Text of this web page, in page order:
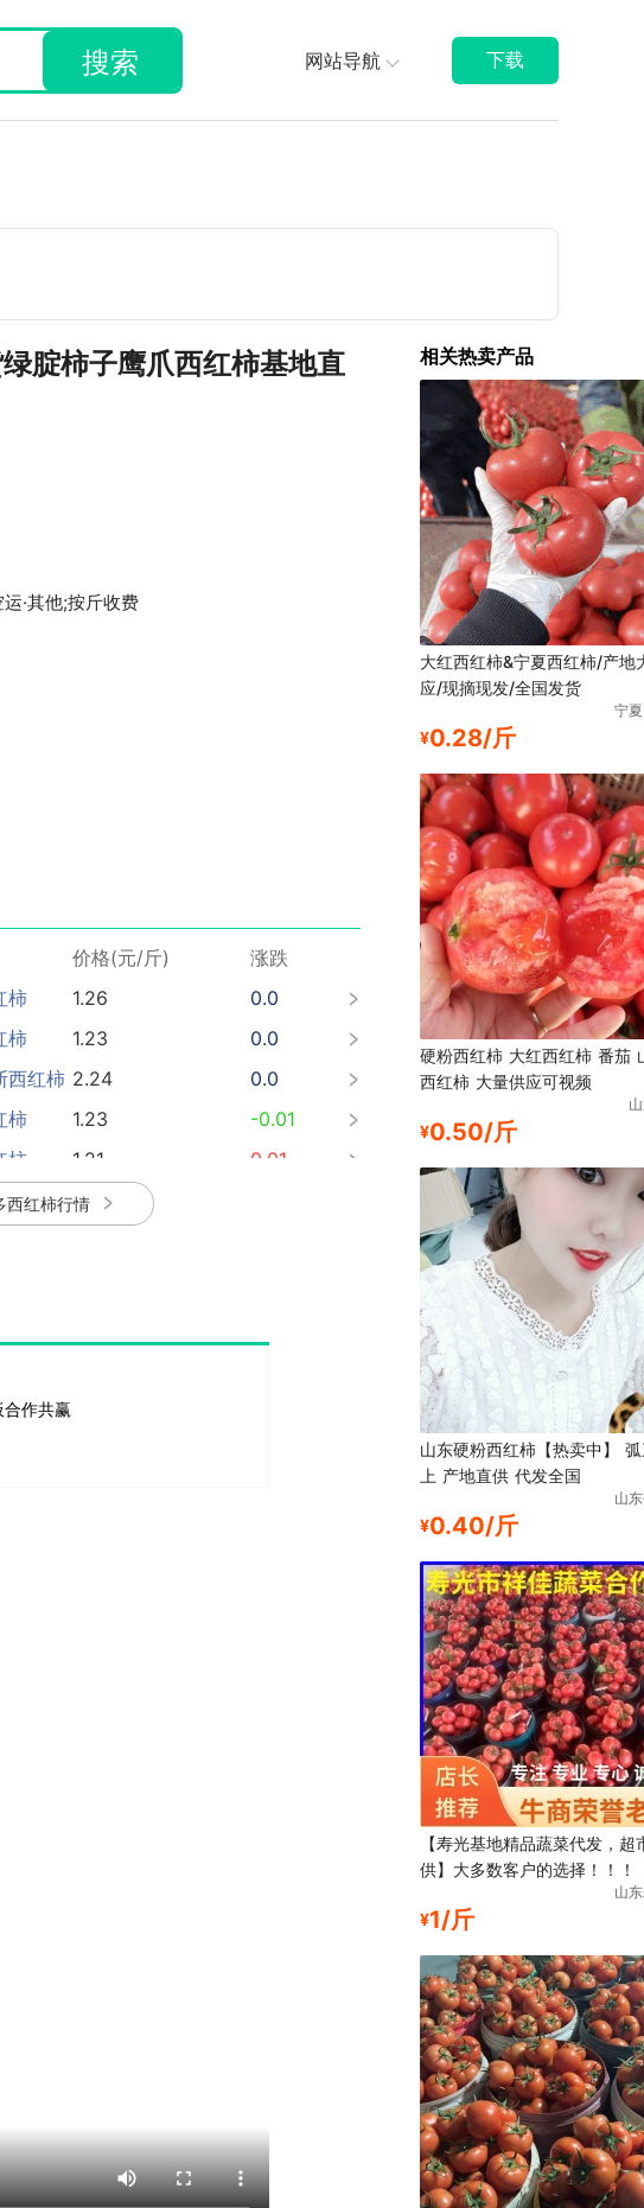
搜索 网站导航 下载
腚柿子鹰爪西红柿基地直
运·其他;按斤收费
价格(元/斤) 涨跌
柿 1.32
0.0
西红柿行情
作共赢
相关热卖产品
大红西红柿&宁夏西红柿/产地
应/现摘现发/全国发货
宁
¥0.28/斤
硬粉西红柿 大红西红柿 番茄
西红柿 大量供应可视频
¥0.50/斤
山东硬粉西红柿【热卖中】
上 产地直供 代发全国
山
¥0.40/斤
【寿光基地精品蔬菜代发，超
供】大多数客户的选择！！！
山
¥1/斤